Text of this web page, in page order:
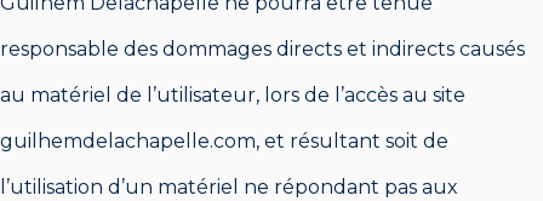
responsable des dommages directs et indirects causés
au matériel de l’utilisateur, lors de l’accès au site
guilhemdelachapelle.com, et résultant soit de
l’utilisation d’un matériel ne répondant pas aux